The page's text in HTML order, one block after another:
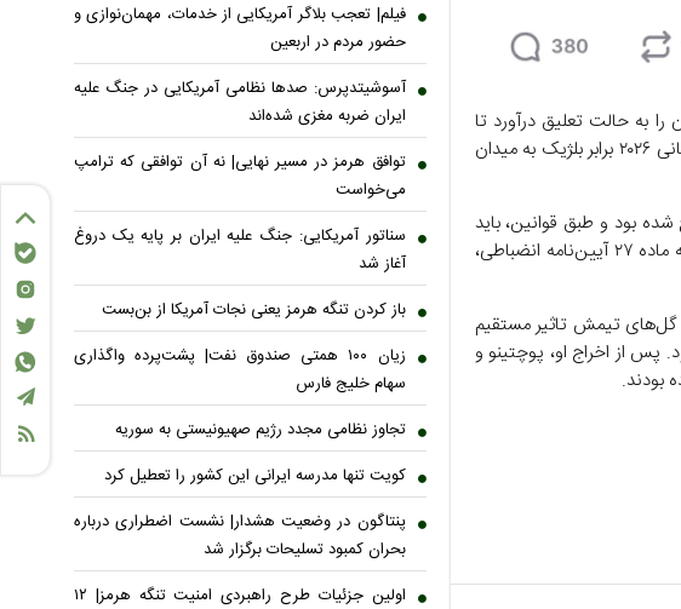
به حالت تعلیق درآورد تا
مهاجم تیم ملی آمریکا بتواند در دیدار مرحله یک‌هشتم نهایی جام جهانی ۲۰۲۶ برابر بلژیک به میدان
شده بود و طبق قوانین، باید
یک جلسه محروم می‌شد. با این حال، کمیته قضایی فیفا با استناد به ماده ۲۷ آیین‌نامه انضباطی،
روی گل‌های تیمش تاثیر مستقیم
پس از اخراج او، پوچتینو و
بودند.
فیلم| تعجب بلاگر آمریکایی از خدمات، مهمان‌نوازی و
حضور مردم در اربعین
آسوشیتدپرس: صدها نظامی آمریکایی در جنگ علیه
ایران ضربه مغزی شده‌اند
توافق هرمز در مسیر نهایی| نه آن توافقی که ترامپ
می‌خواست
سناتور آمریکایی: جنگ علیه ایران بر پایه یک دروغ
آغاز شد
باز کردن تنگه هرمز یعنی نجات آمریکا از بن‌بست
زیان ۱۰۰ همتی صندوق نفت| پشت‌پرده واگذاری
سهام خلیج فارس
تجاوز نظامی مجدد رژیم صهیونیستی به سوریه
کویت تنها مدرسه ایرانی این کشور را تعطیل کرد
پنتاگون در وضعیت هشدار| نشست اضطراری درباره
بحران کمبود تسلیحات برگزار شد
اولین جزئیات طرح راهبردی امنیت تنگه هرمز| ۱۲